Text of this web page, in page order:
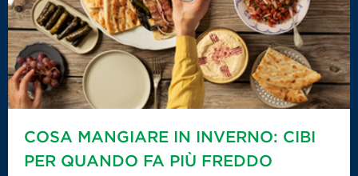
COSA MANGIARE IN INVERNO: CIBI
PER QUANDO FA PIÙ FREDDO